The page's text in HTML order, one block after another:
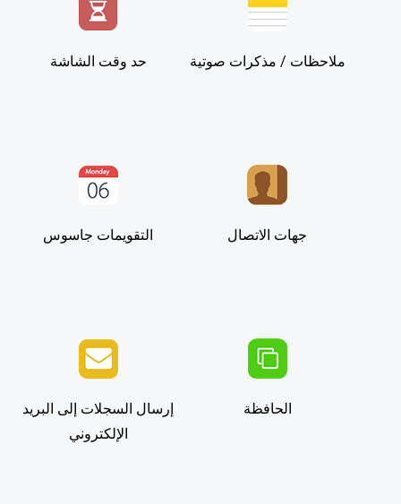
حد وقت الشاشة ملاحظات / مذكرات صوتية
التقويمات جاسوس جهات الاتصال
إرسال السجلات إلى البريد
الإلكتروني
الحافظة